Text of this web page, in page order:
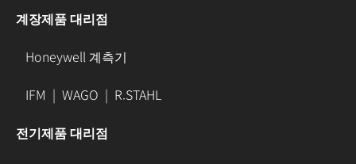
계장제품 대리점
Honeywell 계측기
IFM | WAGO | R.STAHL
전기제품 대리점